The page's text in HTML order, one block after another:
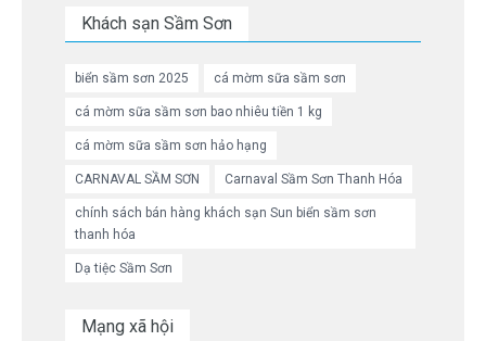
Khách sạn Sầm Sơn
biển sầm sơn 2025 cá mờm sữa sầm sơn
cá mờm sữa sầm sơn bao nhiêu tiền 1 kg
cá mờm sữa sầm sơn hảo hạng
CARNAVAL SẦM SƠN Carnaval Sầm Sơn Thanh Hóa
chính sách bán hàng khách sạn Sun biển sầm sơn
thanh hóa
Dạ tiệc Sầm Sơn
Mạng xã hội